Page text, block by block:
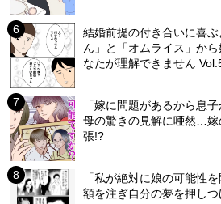
結婚前提の付き合いに喜
ん」と「オムライス」か
なたが理解できません Vol.5
「嫁に問題があるから息
母の驚きの見解に唖然…嫁
張!?
「私が絶対に娘の可能性
額を注ぎ自分の夢を押し